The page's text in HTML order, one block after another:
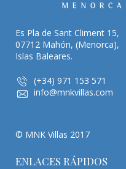
Es Pla de Sant Climent 15,
07712 Mahón, (Menorca),
Islas Baleares.
(+34) 971 153 571
info@mnkvillas.com
© MNK Villas 2017
ENLACES RÁPIDOS